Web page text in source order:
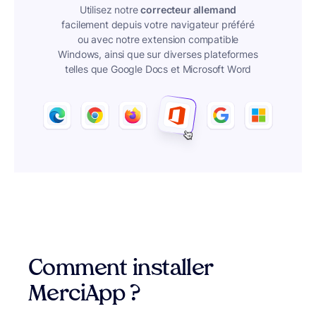
Utilisez notrecorrecteur allemand
facilement depuis votre navigateur préféré
ou avec notre extension compatible
Windows, ainsi que sur diverses plateformes
telles que Google Docs et Microsoft Word
Comment installer
MerciApp ?